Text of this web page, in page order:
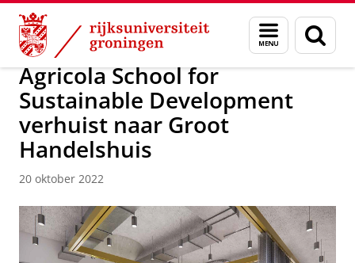
Skip
Content
Skip
Navigation
Menu
en
zoeken
Over ons Actueel Nieuws Nieuwsberichten
Agricola School for
Sustainable Development
verhuist naar Groot
Handelshuis
20 oktober 2022